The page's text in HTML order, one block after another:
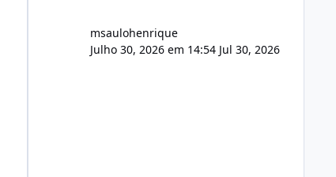
msaulohenrique
Julho 30, 2026 em 14:54 Jul 30, 2026